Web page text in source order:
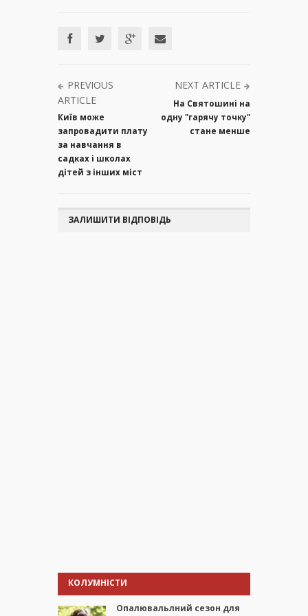
PREVIOUS
ARTICLE
Київ може
запровадити плату
за навчання в
садках і школах
дітей з інших міст
NEXT ARTICLE
На Святошині на
одну "гарячу точку"
стане менше
ЗАЛИШИТИ ВІДПОВІДЬ
КОЛУМНІСТИ
Опалювальлний сезон для